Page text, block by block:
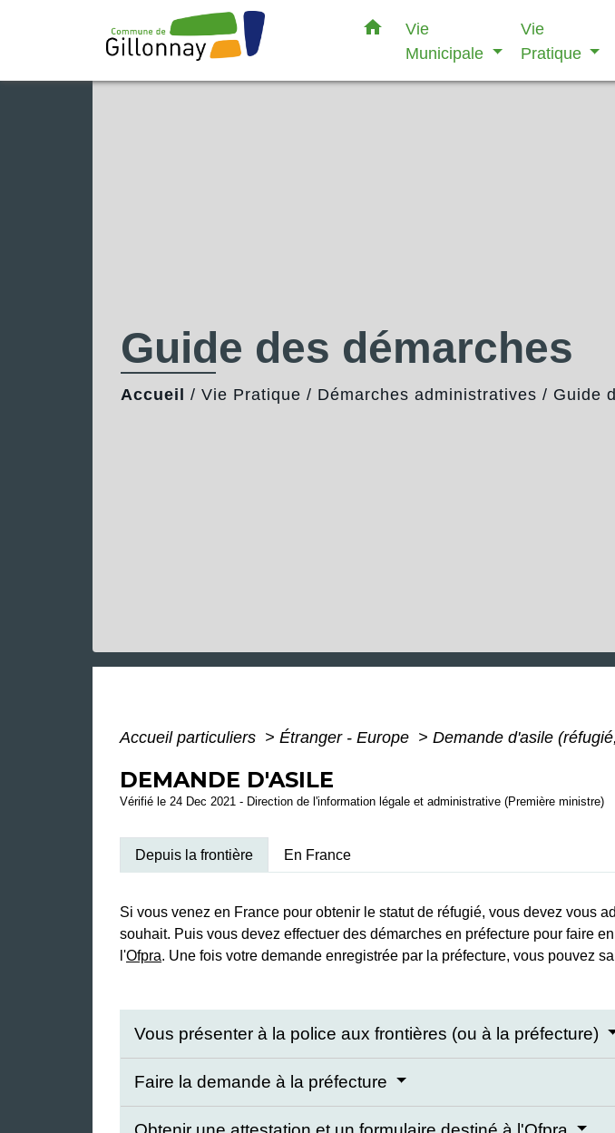
home
Vie
Municipale
Vie
Pratique
Guide des démarches
Accueil / Vie Pratique / Démarches administratives / Guide
Accueil particuliers > Étranger - Europe > Demande d'asile
DEMANDE D'ASILE
Vérifié le 24 Dec 2021 - Direction de l'information légale et administrative (Première ministre)
Depuis la frontière En France
Si vous venez en France pour obtenir le statut de réfugié, vous devez vous
souhait. Puis vous devez effectuer des démarches en préfecture pour faire
l'Ofpra. Une fois votre demande enregistrée par la préfecture, vous pouvez
Vous présenter à la police aux frontières (ou à la préfecture)
Faire la demande à la préfecture